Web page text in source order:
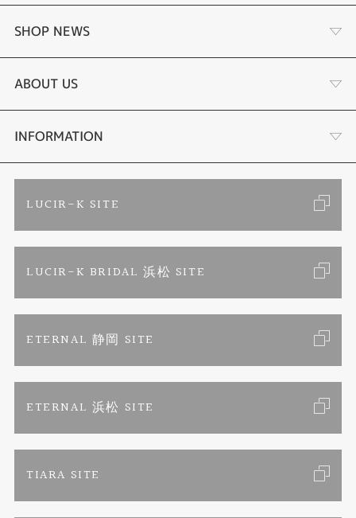
婚約指輪
結婚指輪
セットリング
エタニティリング
婚約ネックレス
真珠ネックレス
SHOP NEWS
商品一覧
ブランドリスト
トピックス
リフォーム
ABOUT US
店舗情報・会社概要
お問い合わせ
INFORMATION
特定商取引に関する表記
LUCIR-K SITE
LUCIR-K BRIDAL 浜松 SITE
ETERNAL 静岡 SITE
ETERNAL 浜松 SITE
TIARA SITE